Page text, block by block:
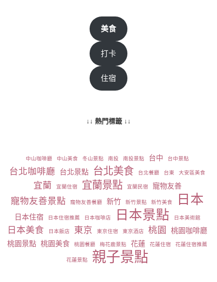
美食
打卡
住宿
↓↓ 熱門標籤 ↓↓
中山咖啡廳 中山美食 冬山景點 南投 南投景點 台中 台中景點
台北咖啡廳 台北景點 台北美食 台北餐廳 台東 大安區美食
宜蘭 宜蘭住宿 宜蘭景點 宜蘭民宿 寵物友善
寵物友善景點 寵物友善餐廳 新竹 新竹景點 新竹美食 日本
日本住宿 日本住宿推薦 日本咖啡店 日本景點 日本美術館
日本美食 日本飯店 東京 東京住宿 東京酒店 桃園
桃園咖啡廳
桃園景點 桃園美食 桃園餐廳 梅花鹿景點 花蓮 花蓮住宿 花蓮住宿推薦
花蓮景點 親子景點